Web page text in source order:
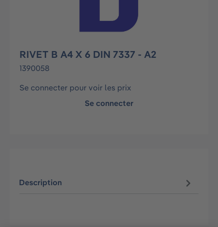
RIVET B A4 X 6 DIN 7337 - A2
1390058
Se connecter pour voir les prix
Se connecter
Description